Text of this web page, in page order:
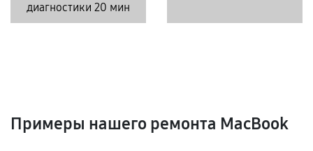
диагностики 20 мин
Примеры нашего ремонта MacBook